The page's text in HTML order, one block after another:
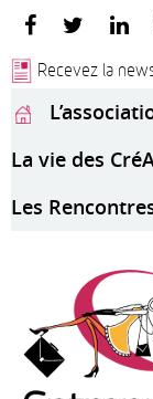
Recevez la
La vie des
Les